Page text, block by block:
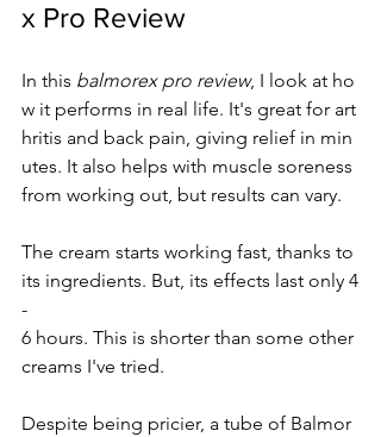
x Pro Review
In this balmorex pro review, I look at ho
w it performs in real life. It's great for art
hritis and back pain, giving relief in min
utes. It also helps with muscle soreness
from working out, but results can vary.
The cream starts working fast, thanks to
its ingredients. But, its effects last only 4
-
6 hours. This is shorter than some other
creams I've tried.
Despite being pricier, a tube of Balmor